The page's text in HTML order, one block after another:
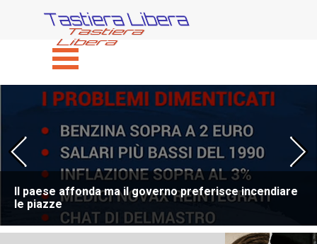
Tastiera Libera
Salta menù
Il paese affonda ma il governo preferisce incendiare
le piazze